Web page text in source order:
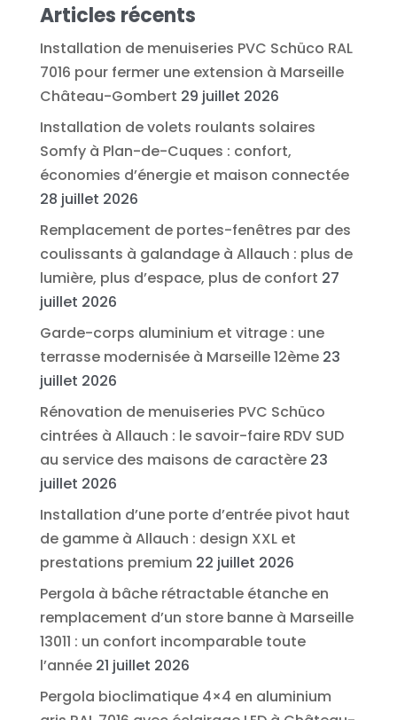
Articles récents
Installation de menuiseries PVC Schüco RAL
7016 pour fermer une extension à Marseille
Château-Gombert 29 juillet 2026
Installation de volets roulants solaires
Somfy à Plan-de-Cuques : confort,
économies d’énergie et maison connectée
28 juillet 2026
Remplacement de portes-fenêtres par des
coulissants à galandage à Allauch : plus de
lumière, plus d’espace, plus de confort 27
juillet 2026
Garde-corps aluminium et vitrage : une
terrasse modernisée à Marseille 12ème 23
juillet 2026
Rénovation de menuiseries PVC Schüco
cintrées à Allauch : le savoir-faire RDV SUD
au service des maisons de caractère 23
juillet 2026
Installation d’une porte d’entrée pivot haut
de gamme à Allauch : design XXL et
prestations premium 22 juillet 2026
Pergola à bâche rétractable étanche en
remplacement d’un store banne à Marseille
13011 : un confort incomparable toute
l’année 21 juillet 2026
Pergola bioclimatique 4×4 en aluminium